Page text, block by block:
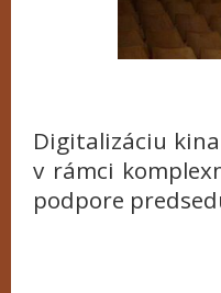
Digitalizáciu
v rámci
podpore